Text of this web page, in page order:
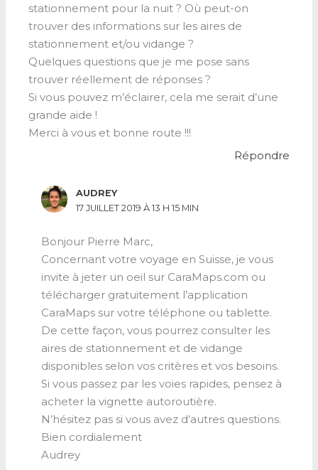
stationnement pour la nuit ? Où peut-on
trouver des informations sur les aires de
stationnement et/ou vidange ?
Quelques questions que je me pose sans
trouver réellement de réponses ?
Si vous pouvez m’éclairer, cela me serait d’une
grande aide !
Merci à vous et bonne route !!!
Répondre
AUDREY
17 JUILLET 2019 À 13 H 15 MIN
Bonjour Pierre Marc,
Concernant votre voyage en Suisse, je vous
invite à jeter un oeil sur CaraMaps.com ou
télécharger gratuitement l’application
CaraMaps sur votre téléphone ou tablette.
De cette façon, vous pourrez consulter les
aires de stationnement et de vidange
disponibles selon vos critères et vos besoins.
Si vous passez par les voies rapides, pensez à
acheter la vignette autoroutière.
N’hésitez pas si vous avez d’autres questions.
Bien cordialement
Audrey